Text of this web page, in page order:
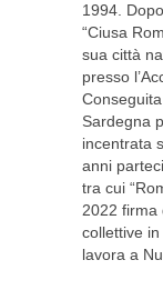
1994.
“Ciusa
sua città
presso
Sardegna
incentrata
anni
tra cui
2022 firma
collettive in
lavora a